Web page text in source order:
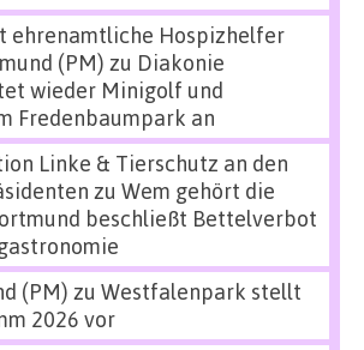
ehrenamtliche Hospizhelfer
(PM) zu Diakonie
wieder Minigolf und
Fredenbaumpark an
Linke & Tierschutz an den
zu Wem gehört die
beschließt Bettelverbot
(PM) zu Westfalenpark stellt
2026 vor